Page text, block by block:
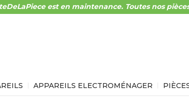
est en maintenance. Toutes nos
APPAREILS ELECTROMÉNAGER